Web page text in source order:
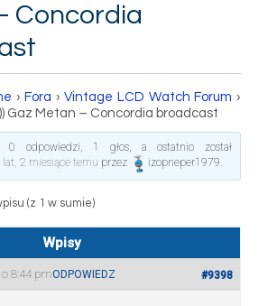
Concordia
› Fora › Vintage LCD Watch Forum ›
Gaz Metan – Concordia broadcast
odpowiedzi, 1 głos, a ostatnio został
lat, 2 miesiące temu przez izopneper1979.
(z 1 w sumie)
Wpisy
8:44 pm #9398
ODPOWIEDZ